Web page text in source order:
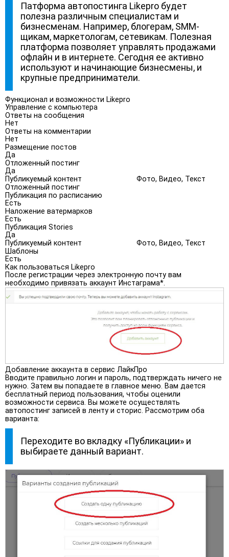
Патформа автопостинга Likepro будет
полезна различным специалистам и
бизнесменам. Например, блогерам, SMM-
щикам, маркетологам, сетевикам. Полезная
платформа позволяет управлять продажами
офлайн и в интернете. Сегодня ее активно
используют и начинающие бизнесмены, и
крупные предприниматели.
Функционал и возможности Likepro
Управление с компьютера
Ответы на сообщения
Нет
Ответы на комментарии
Нет
Размещение постов
Да
Отложенный постинг
Да
Публикуемый контент
Фото, Видео, Текст
Отложенный постинг
Публикация по расписанию
Есть
Наложение ватермарков
Есть
Публикация Stories
Да
Публикуемый контент
Фото, Видео, Текст
Шаблоны
Есть
Как пользоваться Likepro
После регистрации через электронную почту вам
необходимо привязать аккаунт Инстаграма*.
Добавление аккаунта в сервис ЛайкПро
Вводите правильно логин и пароль, подтверждать ничего не
нужно. Затем вы попадаете в главное меню. Вам дается
бесплатный период пользования, чтобы оценили
возможности сервиса. Вы можете осуществлять
автопостинг записей в ленту и сторис. Рассмотрим оба
варианта:
Переходите во вкладку «Публикации» и
выбираете данный вариант.